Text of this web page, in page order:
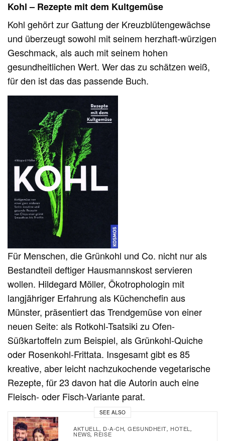
Kohl – Rezepte mit dem Kultgemüse
Kohl gehört zur Gattung der Kreuzblütengewächse
und überzeugt sowohl mit seinem herzhaft-würzigen
Geschmack, als auch mit seinem hohen
gesundheitlichen Wert. Wer das zu schätzen weiß,
für den ist das das passende Buch.
Für Menschen, die Grünkohl und Co. nicht nur als
Bestandteil deftiger Hausmannskost servieren
wollen. Hildegard Möller, Ökotrophologin mit
langjähriger Erfahrung als Küchenchefin aus
Münster, präsentiert das Trendgemüse von einer
neuen Seite: als Rotkohl-Tsatsiki zu Ofen-
Süßkartoffeln zum Beispiel, als Grünkohl-Quiche
oder Rosenkohl-Frittata. Insgesamt gibt es 85
kreative, aber leicht nachzukochende vegetarische
Rezepte, für 23 davon hat die Autorin auch eine
Fleisch- oder Fisch-Variante parat.
SEE ALSO
AKTUELL, D-A-CH,GESUNDHEIT, HOTEL,
NEWS, REISE